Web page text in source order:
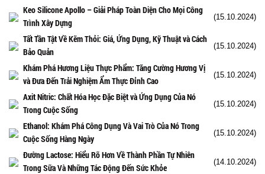
Keo Silicone Apollo – Giải Pháp Toàn Diện Cho Mọi Công
Trình Xây Dựng
(15.10.2024)
Tất Tần Tật Về Kẽm Thỏi: Giá, Ứng Dụng, Kỹ Thuật và Cách
Bảo Quản
(15.10.2024)
Khám Phá Hương Liệu Thực Phẩm: Tăng Cường Hương Vị
và Đưa Đến Trải Nghiệm Ẩm Thực Đỉnh Cao
(15.10.2024)
Axit Nitric: Chất Hóa Học Đặc Biệt và Ứng Dụng Của Nó
Trong Cuộc Sống
(15.10.2024)
Ethanol: Khám Phá Công Dụng Và Vai Trò Của Nó Trong
Cuộc Sống Hàng Ngày
(15.10.2024)
Đường Lactose: Hiểu Rõ Hơn Về Thành Phần Tự Nhiên
Trong Sữa Và Những Tác Động Đến Sức Khỏe
(14.10.2024)